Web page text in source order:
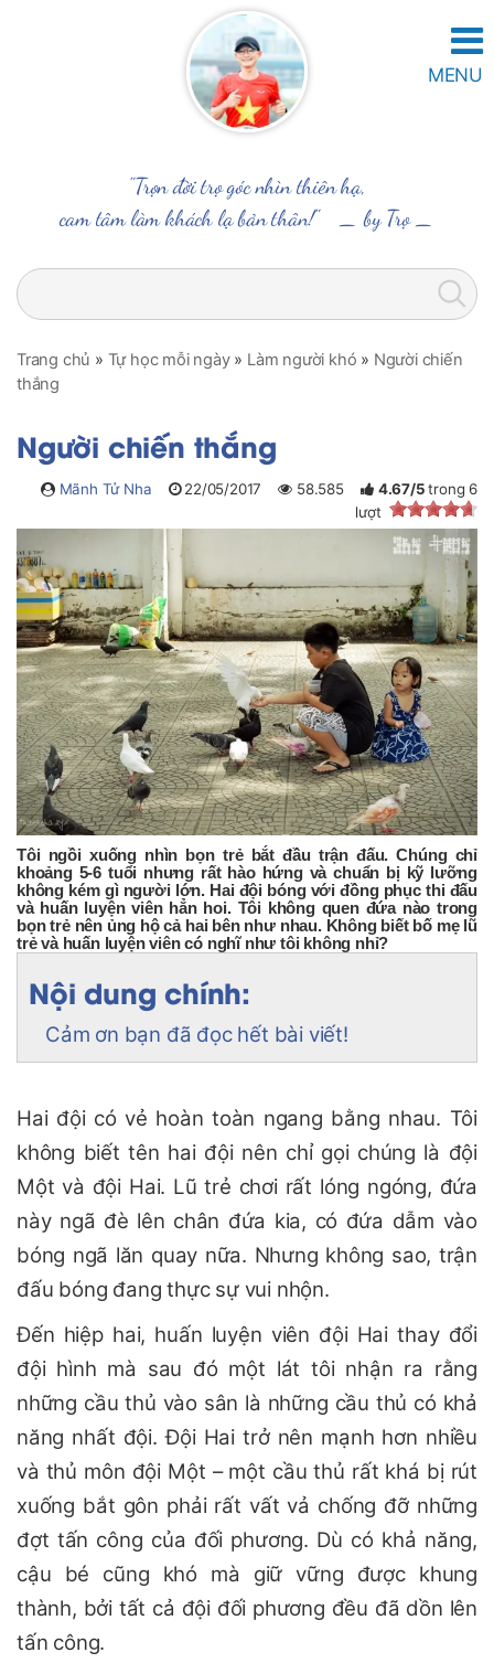
"Trọn đời trọ góc nhìn thiên hạ,
cam tâm làm khách lạ bản thân!" _by Trọ_
MENU
Trang chủ » Tự học mỗi ngày» Làm người khó » Người chiến
thắng
Người chiến thắng
Mãnh Tử Nha 22/05/2017 58.585 4.67/5 trong6
lượt
Tôi ngồi xuống nhìn bọn trẻ bắt đầu trận đấu. Chúng chỉ
khoảng 5-6 tuổi nhưng rất hào hứng và chuẩn bị kỹ lưỡng
không kém gì người lớn. Hai đội bóng với đồng phục thi đấu
và huấn luyện viên hẳn hoi. Tôi không quen đứa nào trong
bọn trẻ nên ủng hộ cả hai bên như nhau. Không biết bố mẹ lũ
trẻ và huấn luyện viên có nghĩ như tôi không nhỉ?
Nội dung chính:
Cảm ơn bạn đã đọc hết bài viết!
Hai đội có vẻ hoàn toàn ngang bằng nhau. Tôi
không biết tên hai đội nên chỉ gọi chúng là đội
Một và đội Hai. Lũ trẻ chơi rất lóng ngóng, đứa
này ngã đè lên chân đứa kia, có đứa dẫm vào
bóng ngã lăn quay nữa. Nhưng không sao, trận
đấu bóng đang thực sự vui nhộn.
Đến hiệp hai, huấn luyện viên đội Hai thay đổi
đội hình mà sau đó một lát tôi nhận ra rằng
những cầu thủ vào sân là những cầu thủ có khả
năng nhất đội. Đội Hai trở nên mạnh hơn nhiều
và thủ môn đội Một – một cầu thủ rất khá bị rút
xuống bắt gôn phải rất vất vả chống đỡ những
đợt tấn công của đối phương. Dù có khả năng,
cậu bé cũng khó mà giữ vững được khung
thành, bởi tất cả đội đối phương đều đã dồn lên
tấn công.